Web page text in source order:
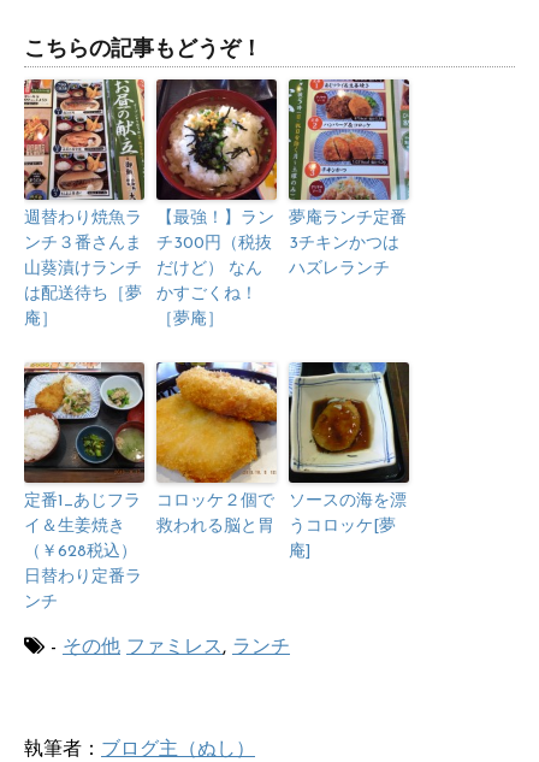
こちらの記事もどうぞ！
週替わり焼魚ラ
ンチ３番さんま
山葵漬けランチ
は配送待ち［夢
庵］
【最強！】ラン
チ300円（税抜
だけど） なん
かすごくね！
［夢庵］
夢庵ランチ定番
3チキンかつは
ハズレランチ
定番1_あじフラ
イ＆生姜焼き
（￥628税込）
日替わり定番ラ
ンチ
コロッケ２個で
救われる脳と胃
ソースの海を漂
うコロッケ[夢
庵]
- その他 ファミレス, ランチ
執筆者： ブログ主（ぬし）